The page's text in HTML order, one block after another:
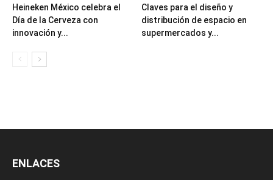
Heineken México celebra el
Día de la Cerveza con
innovación y...
Claves para el diseño y
distribución de espacio en
supermercados y...
ENLACES